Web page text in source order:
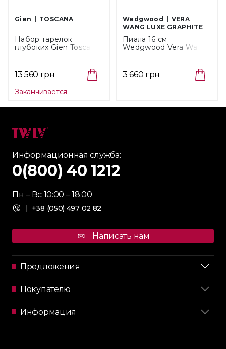
Gien TOSCANA
Набор тарелок
глубоких Gien Toscana,
13 560 грн
Заканчивается
Wedgwood
VERA
WANG LUXE GRAPHITE
Пиала 16 см
Wedgwood Vera Wang
3 660 грн
Информационная служба:
0(800) 40 1212
Пн – Вс 10:00 – 18:00
| +38 (050) 497 02 82
Написать нам
Предложения
Покупателю
Информация